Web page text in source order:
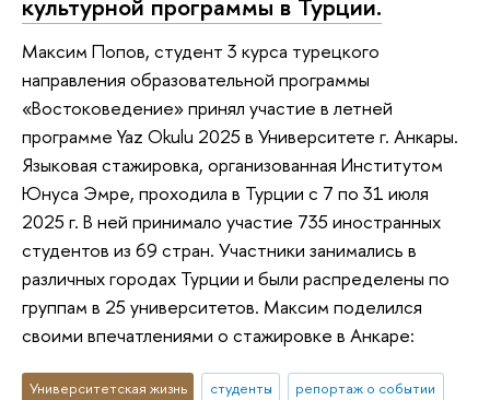
культурной программы в Турции.
Максим Попов, студент 3 курса турецкого
направления образовательной программы
«Востоковедение» принял участие в летней
программе Yaz Okulu 2025 в Университете г. Анкары.
Языковая стажировка, организованная Институтом
Юнуса Эмре, проходила в Турции с 7 по 31 июля
2025 г. В ней принимало участие 735 иностранных
студентов из 69 стран. Участники занимались в
различных городах Турции и были распределены по
группам в 25 университетов. Максим поделился
своими впечатлениями о стажировке в Анкаре:
Университетская жизнь студенты репортаж о событии